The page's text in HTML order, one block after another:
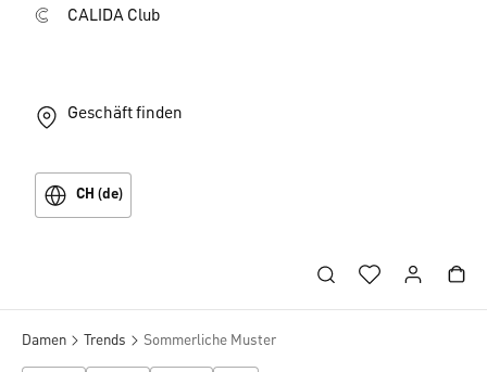
CALIDA Club
Geschäft finden
CH (de)
Damen Trends Sommerliche Muster